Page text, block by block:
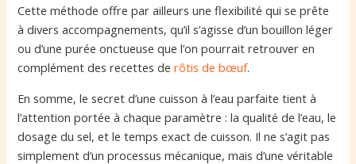
Cette méthode offre par ailleurs une flexibilité qui se prête
à divers accompagnements, qu’il s’agisse d’un bouillon léger
ou d’une purée onctueuse que l’on pourrait retrouver en
complément des recettes derôtis de bœuf.
En somme, le secret d’une cuisson à l’eau parfaite tient à
l’attention portée à chaque paramètre : la qualité de l’eau, le
dosage du sel, et le temps exact de cuisson. Il ne s’agit pas
simplement d’un processus mécanique, mais d’une véritable